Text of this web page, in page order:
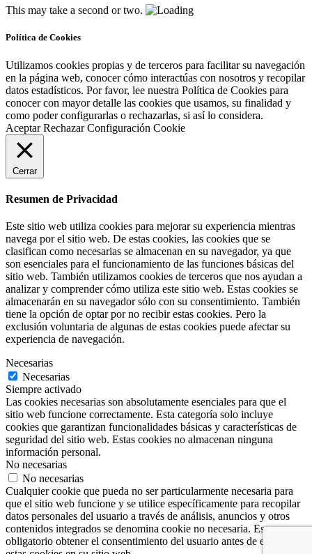
This may take a second or two.
Política de Cookies
Utilizamos cookies propias y de terceros para facilitar su navegación
en la página web, conocer cómo interactúas con nosotros y recopilar
datos estadísticos. Por favor, lee nuestra Política de Cookies para
conocer con mayor detalle las cookies que usamos, su finalidad y
como poder configurarlas o rechazarlas, si así lo considera.
Aceptar Rechazar Configuración Cookie
Cerrar
Resumen de Privacidad
Este sitio web utiliza cookies para mejorar su experiencia mientras
navega por el sitio web. De estas cookies, las cookies que se
clasifican como necesarias se almacenan en su navegador, ya que
son esenciales para el funcionamiento de las funciones básicas del
sitio web. También utilizamos cookies de terceros que nos ayudan a
analizar y comprender cómo utiliza este sitio web. Estas cookies se
almacenarán en su navegador sólo con su consentimiento. También
tiene la opción de optar por no recibir estas cookies. Pero la
exclusión voluntaria de algunas de estas cookies puede afectar su
experiencia de navegación.
Necesarias
Necesarias
Siempre activado
Las cookies necesarias son absolutamente esenciales para que el
sitio web funcione correctamente. Esta categoría solo incluye
cookies que garantizan funcionalidades básicas y características de
seguridad del sitio web. Estas cookies no almacenan ninguna
información personal.
No necesarias
No necesarias
Cualquier cookie que pueda no ser particularmente necesaria para
que el sitio web funcione y se utilice específicamente para recopilar
datos personales del usuario a través de análisis, anuncios y otros
contenidos integrados se denomina cookie no necesaria. Es
obligatorio obtener el consentimiento del usuario antes de ejecutar